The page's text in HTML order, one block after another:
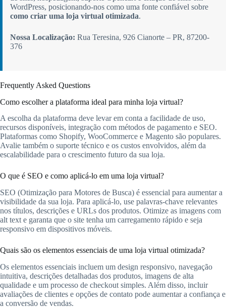
WordPress, posicionando-nos como uma fonte confiável sobre
como criar uma loja virtual otimizada.
Nossa Localização: Rua Teresina, 926 Cianorte – PR, 87200-
376
Frequently Asked Questions
Como escolher a plataforma ideal para minha loja virtual?
A escolha da plataforma deve levar em conta a facilidade de uso,
recursos disponíveis, integração com métodos de pagamento e SEO.
Plataformas como Shopify, WooCommerce e Magento são populares.
Avalie também o suporte técnico e os custos envolvidos, além da
escalabilidade para o crescimento futuro da sua loja.
O que é SEO e como aplicá-lo em uma loja virtual?
SEO (Otimização para Motores de Busca) é essencial para aumentar a
visibilidade da sua loja. Para aplicá-lo, use palavras-chave relevantes
nos títulos, descrições e URLs dos produtos. Otimize as imagens com
alt text e garanta que o site tenha um carregamento rápido e seja
responsivo em dispositivos móveis.
Quais são os elementos essenciais de uma loja virtual otimizada?
Os elementos essenciais incluem um design responsivo, navegação
intuitiva, descrições detalhadas dos produtos, imagens de alta
qualidade e um processo de checkout simples. Além disso, incluir
avaliações de clientes e opções de contato pode aumentar a confiança e
a conversão de vendas.